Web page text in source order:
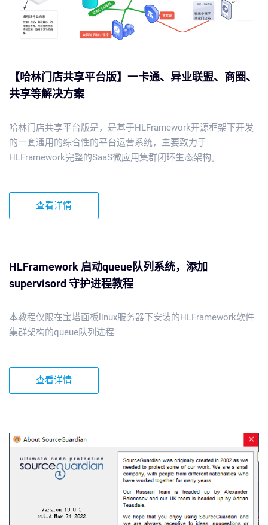
【哈林门店共享平台版】一卡通、异业联盟、商圈、
共享等解决方案
哈林门店共享平台版是，是基于HLFramework开源框架下开发
的一套通用的综合性的平台运营系统，主要致力于
HLFramework完整的SaaS微应用集群闭环生态架构。
查看详情
HLFramework 启动queue队列系统，添加
supervisord 守护进程教程
本教程仅限在宝塔面板linux服务器下安装的HLFramework软件
集群架构的queue队列进程
查看详情